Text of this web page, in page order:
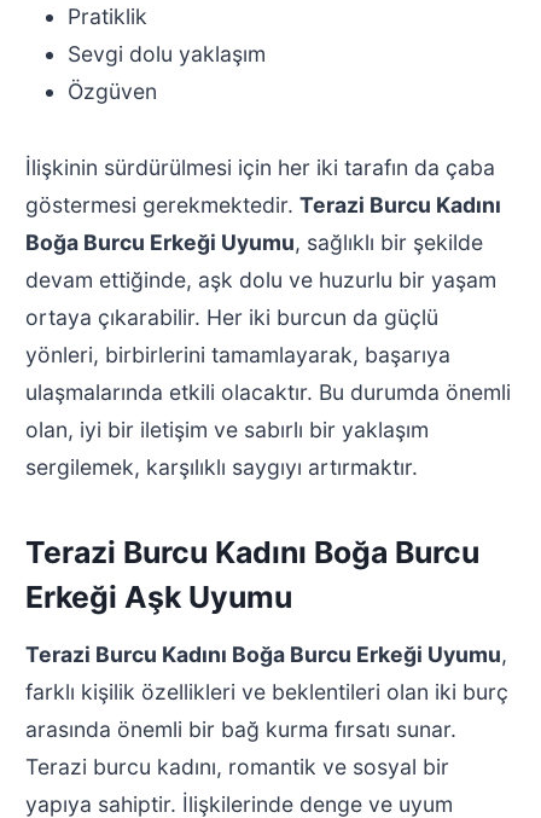
Pratiklik
Sevgi dolu yaklaşım
Özgüven
İlişkinin sürdürülmesi için her iki tarafın da çaba
göstermesi gerekmektedir. Terazi Burcu Kadını
Boğa Burcu Erkeği Uyumu, sağlıklı bir şekilde
devam ettiğinde, aşk dolu ve huzurlu bir yaşam
ortaya çıkarabilir. Her iki burcun da güçlü
yönleri, birbirlerini tamamlayarak, başarıya
ulaşmalarında etkili olacaktır. Bu durumda önemli
olan, iyi bir iletişim ve sabırlı bir yaklaşım
sergilemek, karşılıklı saygıyı artırmaktır.
Terazi Burcu Kadını Boğa Burcu
Erkeği Aşk Uyumu
Terazi Burcu Kadını Boğa Burcu Erkeği Uyumu,
farklı kişilik özellikleri ve beklentileri olan iki burç
arasında önemli bir bağ kurma fırsatı sunar.
Terazi burcu kadını, romantik ve sosyal bir
yapıya sahiptir. İlişkilerinde denge ve uyum